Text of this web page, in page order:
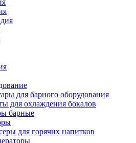
для барного оборудования
для охлаждения бокалов
барные
для горячих напитков